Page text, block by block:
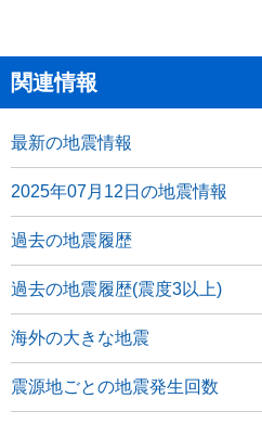
関連情報
最新の地震情報
2025年07月12日の地震情報
過去の地震履歴
過去の地震履歴(震度3以上)
海外の大きな地震
震源地ごとの地震発生回数